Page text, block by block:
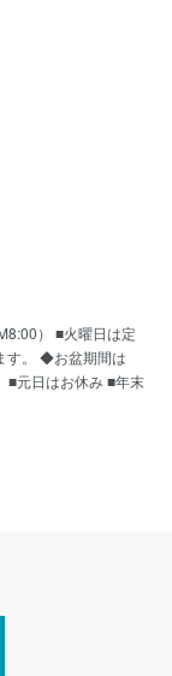
） ■火曜日は定
す。 ◆お盆期間は
■元日はお休み ■年末